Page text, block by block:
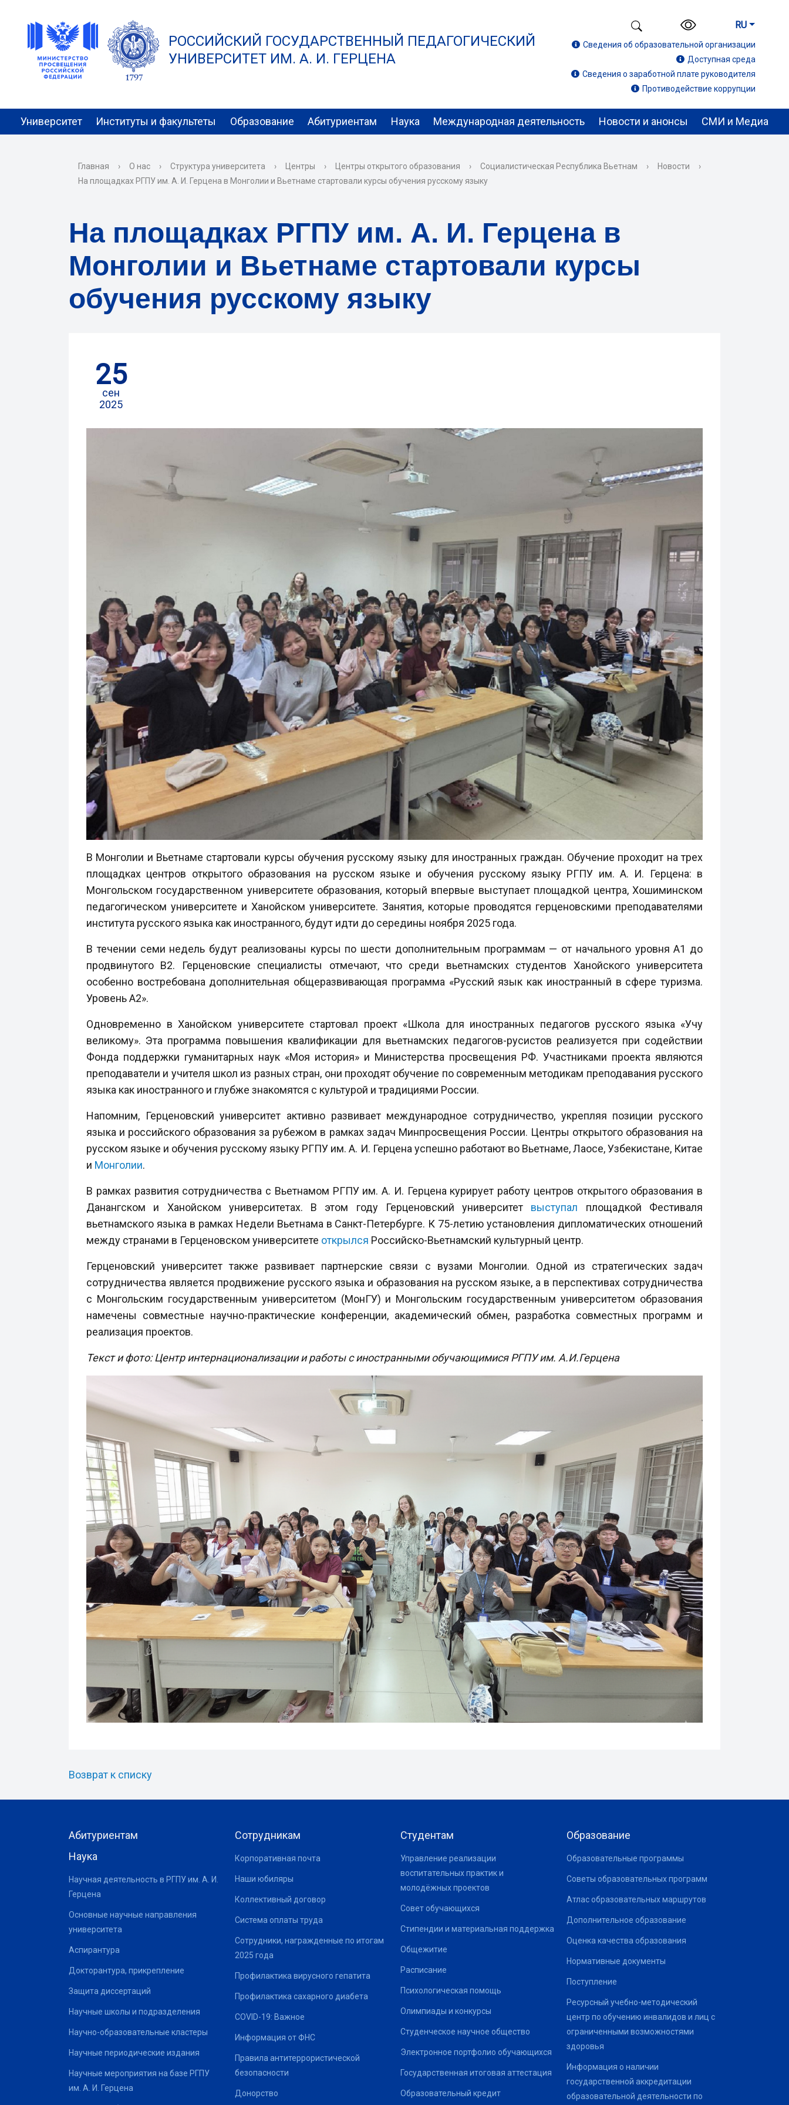
РОССИЙСКИЙ ГОСУДАРСТВЕННЫЙ ПЕДАГОГИЧЕСКИЙ
УНИВЕРСИТЕТ ИМ. А. И. ГЕРЦЕНА
RU
Сведения об образовательной организации
Доступная среда
Сведения о заработной плате руководителя
Противодействие коррупции
Университет Институты и факультеты Образование Абитуриентам Наука Международная деятельность Новости и анонсы СМИ и Медиа
Главная › О нас › Структура университета › Центры › Центры открытого образования › Социалистическая Республика Вьетнам › Новости
›
На площадках РГПУ им. А. И. Герцена в Монголии и Вьетнаме стартовали курсы обучения русскому языку
На площадках РГПУ им. А. И. Герцена в
Монголии и Вьетнаме стартовали курсы
обучения русскому языку
25
сен
2025
В Монголии и Вьетнаме стартовали курсы обучения русскому языку для иностранных граждан. Обучение проходит на трех
площадках центров открытого образования на русском языке и обучения русскому языку РГПУ им. А. И. Герцена: в
Монгольском государственном университете образования, который впервые выступает площадкой центра, Хошиминском
педагогическом университете и Ханойском университете. Занятия, которые проводятся герценовскими преподавателями
института русского языка как иностранного, будут идти до середины ноября 2025 года.
В течении семи недель будут реализованы курсы по шести дополнительным программам — от начального уровня А1 до
продвинутого B2. Герценовские специалисты отмечают, что среди вьетнамских студентов Ханойского университета
особенно востребована дополнительная общеразвивающая программа «Русский язык как иностранный в сфере туризма.
Уровень А2».
Одновременно в Ханойском университете стартовал проект «Школа для иностранных педагогов русского языка «Учу
великому». Эта программа повышения квалификации для вьетнамских педагогов-русистов реализуется при содействии
Фонда поддержки гуманитарных наук «Моя история» и Министерства просвещения РФ. Участниками проекта являются
преподаватели и учителя школ из разных стран, они проходят обучение по современным методикам преподавания русского
языка как иностранного и глубже знакомятся с культурой и традициями России.
Напомним, Герценовский университет активно развивает международное сотрудничество, укрепляя позиции русского
языка и российского образования за рубежом в рамках задач Минпросвещения России. Центры открытого образования на
русском языке и обучения русскому языку РГПУ им. А. И. Герцена успешно работают во Вьетнаме, Лаосе, Узбекистане, Китае
и Монголии.
В рамках развития сотрудничества с Вьетнамом РГПУ им. А. И. Герцена курирует работу центров открытого образования в
Данангском и Ханойском университетах. В этом году Герценовский университет выступал площадкой Фестиваля
вьетнамского языка в рамках Недели Вьетнама в Санкт-Петербурге. К 75-летию установления дипломатических отношений
между странами в Герценовском университете открылся Российско-Вьетнамский культурный центр.
Герценовский университет также развивает партнерские связи с вузами Монголии. Одной из стратегических задач
сотрудничества является продвижение русского языка и образования на русском языке, а в перспективах сотрудничества
с Монгольским государственным университетом (МонГУ) и Монгольским государственным университетом образования
намечены совместные научно-практические конференции, академический обмен, разработка совместных программ и
реализация проектов.
Текст и фото: Центр интернационализации и работы с иностранными обучающимися РГПУ им. А.И.Герцена
Возврат к списку
Абитуриентам
Наука
Научная деятельность в РГПУ им. А. И.
Герцена
Основные научные направления
университета
Аспирантура
Докторантура, прикрепление
Защита диссертаций
Научные школы и подразделения
Научно-образовательные кластеры
Научные периодические издания
Научные мероприятия на базе РГПУ
им. А. И. Герцена
Сотрудникам
Корпоративная почта
Наши юбиляры
Коллективный договор
Система оплаты труда
Сотрудники, награжденные по итогам
2025 года
Профилактика вирусного гепатита
Профилактика сахарного диабета
COVID-19: Важное
Информация от ФНС
Правила антитеррористической
безопасности
Донорство
Студентам
Управление реализации
воспитательных практик и
молодёжных проектов
Совет обучающихся
Стипендии и материальная поддержка
Общежитие
Расписание
Психологическая помощь
Олимпиады и конкурсы
Студенческое научное общество
Электронное портфолио обучающихся
Государственная итоговая аттестация
Образовательный кредит
Образование
Образовательные программы
Советы образовательных программ
Атлас образовательных маршрутов
Дополнительное образование
Оценка качества образования
Нормативные документы
Поступление
Ресурсный учебно-методический
центр по обучению инвалидов и лиц с
ограниченными возможностями
здоровья
Информация о наличии
государственной аккредитации
образовательной деятельности по